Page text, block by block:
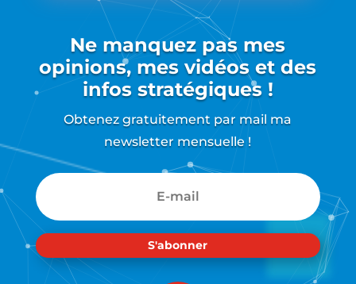
Ne manquez pas mes
opinions, mes vidéos et des
infos stratégiques !
Obtenez gratuitement par mail ma
newsletter mensuelle !
S'abonner